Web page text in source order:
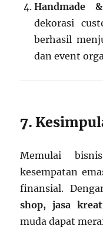
Handmade
dekorasi
berhasil
dan event
7.
Memulai
kesempatan
finansial.
shop, jasa
muda dapat